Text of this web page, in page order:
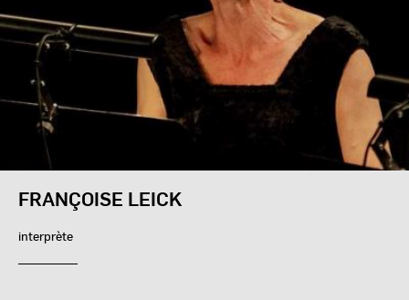
FRANÇOISE LEICK
interprète